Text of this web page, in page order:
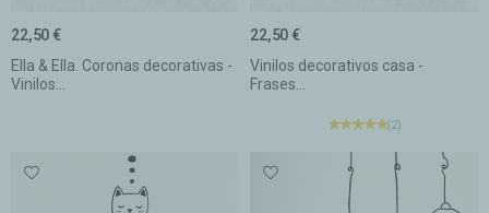
Ella & Ella. Coronas decorativas -
Vinilos...
22,50 €
Vinilos decorativos casa -
Frases...
22,50 €
(2)